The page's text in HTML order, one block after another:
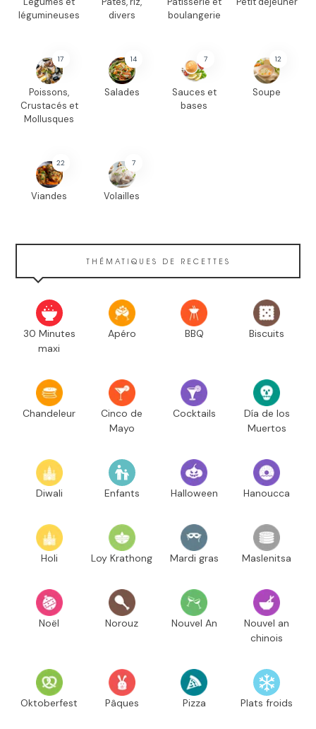
légumineuses
divers
boulangerie
17
Poissons,
Crustacés et
Mollusques
14
Salades
7
Sauces et
bases
12
Soupe
22
Viandes
7
Volailles
THÉMATIQUES DE RECETTES
30 Minutes
maxi
Apéro BBQ Biscuits
Chandeleur
Cinco de
Mayo
Cocktails
Día de los
Muertos
Diwali Enfants Halloween Hanoucca
Holi Loy Krathong Mardi gras Maslenitsa
Noël Norouz Nouvel An
Nouvel an
chinois
Oktoberfest Pâques Pizza Plats froids